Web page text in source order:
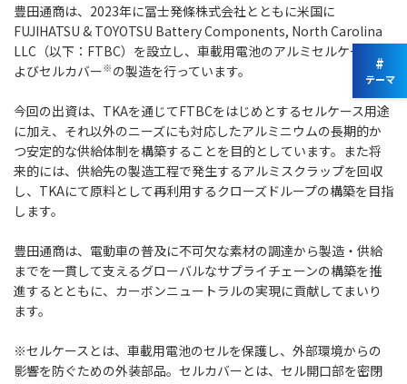
豊田通商は、2023年に冨士発條株式会社とともに米国に
FUJIHATSU & TOYOTSU Battery Components, North Carolina
LLC（以下：FTBC）を設立し、車載用電池のアルミセルケースお
よびセルカバー※ の製造を行っています。
今回の出資は、TKAを通じてFTBCをはじめとするセルケース用途
に加え、それ以外のニーズにも対応したアルミニウムの長期的か
つ安定的な供給体制を構築することを目的としています。また将
来的には、供給先の製造工程で発生するアルミスクラップを回収
し、TKAにて原料として再利用するクローズドループの構築を目指
します。
豊田通商は、電動車の普及に不可欠な素材の調達から製造・供給
までを一貫して支えるグローバルなサプライチェーンの構築を推
進するとともに、カーボンニュートラルの実現に貢献してまいり
ます。
※セルケースとは、車載用電池のセルを保護し、外部環境からの
影響を防ぐための外装部品。セルカバーとは、セル開口部を密閉
#
テーマ